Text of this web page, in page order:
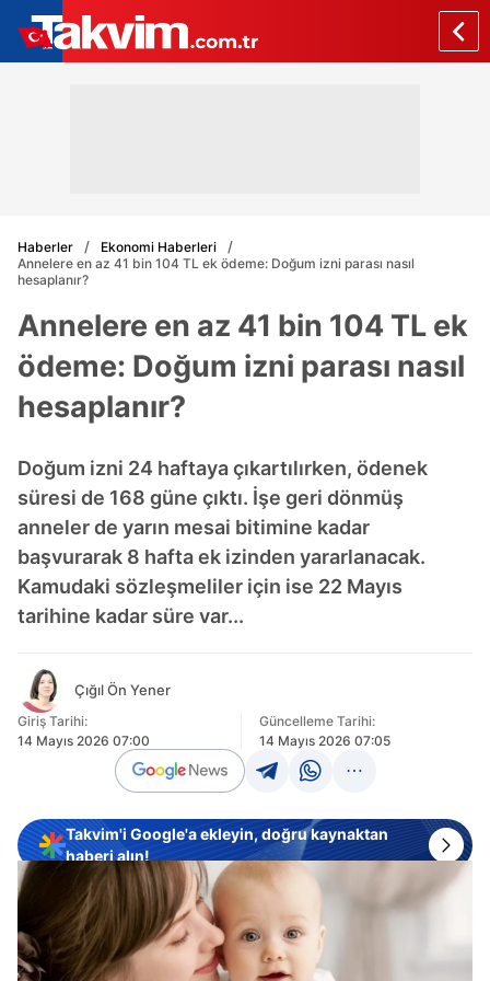
Haberler
Ekonomi Haberleri
Annelere en az 41 bin 104 TL ek ödeme: Doğum izni parası nasıl
hesaplanır?
Annelere en az 41 bin 104 TL ek
ödeme: Doğum izni parası nasıl
hesaplanır?
Doğum izni 24 haftaya çıkartılırken, ödenek
süresi de 168 güne çıktı. İşe geri dönmüş
anneler de yarın mesai bitimine kadar
başvurarak 8 hafta ek izinden yararlanacak.
Kamudaki sözleşmeliler için ise 22 Mayıs
tarihine kadar süre var...
Çığıl Ön Yener
Giriş Tarihi:
14 Mayıs 2026 07:00
Güncelleme Tarihi:
14 Mayıs 2026 07:05
Takvim'i Google'a ekleyin, doğru kaynaktan
haberi alın!